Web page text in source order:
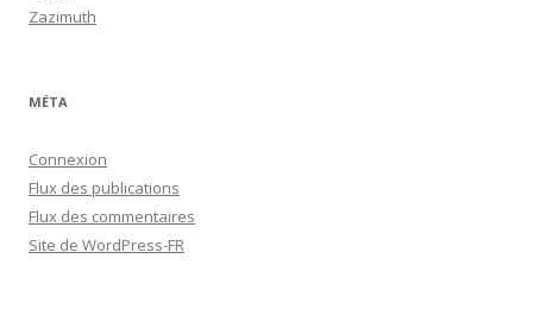
Zazimuth
MÉTA
Connexion
Flux des publications
Flux des commentaires
Site de WordPress-FR